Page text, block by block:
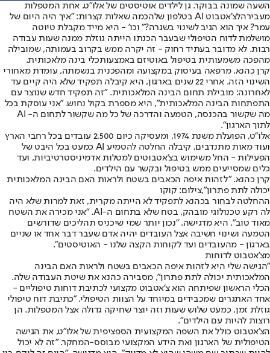
השעה שמונה בבוקר. גן לילדים אוטיסטים של אלו"ט. אחת המטפלות
מעבירהלצ'אטבוט AI בטלפון שלה
כמה שאלות קצרות: "איך היה היום של
עמר? איך הוא הגיב לשינוי בשגרה?" וכו' - היא מייד מקבלת טיוטה
מושלמת לדוח הטיפולי שבעבר הכנתו הייתה גוזלת ממנה שעות עבודה
רבות. לא מדובר בעתיד רחוק - זה יקרה ממש בקרוב בעמותה, שמובילה
מהפכה משמעותית בטיפול באוטיזם באמצעותכלי בינה מלאכותית.
קרן כהנא, מרפאה בעיסוק במקצועה ומהפכנית בנשמתה, עומדת מאחורי
השינוי הזה. אחרי 22 שנים בארגון, היא קיבלה תפקיד שלא היה קיים עד
לאחרונה: מובילת תחום הבינה המלאכותית. "זה תפקיד חדש שנוצר עם
התפתחות הבינה המלאכותית", היא מספרת בקול נחוש. "אני עוסקת בכל
מה שקשור בהכנסה, הטמעה והדרכה של כל מה שקשור לתחום ה- AI
לתוך הארגון".
אלו"ט, הפועלת משנת 1974, ומעסיקה כיום 2,500 עובדים בכל רחבי הארץ
ועוד מאות מתנדבים, קיבלה החלטה להטמיע AI כמעט בכל היבט של
הפעילות - החל משימוש בצ'אטבוטים למטלות אדמיניסטרטיביות, ועד
כלים שמסייעים ממש בטיפול ובקשר עם הילדים.
קרן כהנא. "לזהות איפה הכאבים בשטח ולראות האם הבינה המלאכותית
יכולה לתת פתרון",צילום: קוקו
ההחלטה לבחור בכהנא לתפקיד לא הייתה מקרית, זאת למרות שלא היה
לה רקע טכנולוגי מובהק, בטח שלא בתחום ה-AI. "אני מכירה את השטח
מאוד טוב", היא מדגישה. "נכון יותר שמי שיכניס תהליכים שדורשים
הטמעה ושינוי חשיבה אצל העובדים יהיה אדם שעבר דבר אחד או שניים
בארגון - מהעובדים ועד לקוחות הקצה שלנו - האוטיסטים".
מצ'אטבוט לדוחות
"הגישה שלי היא לזהות איפה הכאבים בשטח ולראות האם הבינה
המלאכותית יכולה לתת פתרון", מסבירה כהנא את שיטת העבודה שלה.
הכלי הראשון שפיתחה הוא צ'אטבוט מקצועי לכתיבת דוחות טיפוליים -
אחד האתגרים שמכבידים במיוחד על הצוות הטיפולי. "כתיבת דוח טיפולי
גוזלת זמן, כמעט שלוש שעות וזה יוצר שחיקה גדולה אצל המטפלות. הן
רוצות להיות עם הילדים".
הצ'אטבוט כולל את השפה המקצועית הספציפית של אלו"ט, את הגישה
הטיפולית של הארגון ואת הידע המקצועי מבוסס-המחקר. "זה לא יכול